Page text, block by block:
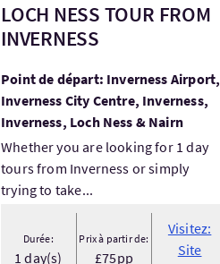
LOCH NESS TOUR FROM
INVERNESS
Point de départ: Inverness Airport,
Inverness City Centre, Inverness,
Inverness, Loch Ness & Nairn
Whether you are looking for 1 day
tours from Inverness or simply
trying to take...
Durée:
1 day(s)
Prix à partir de:
£75pp
Visitez:
Site